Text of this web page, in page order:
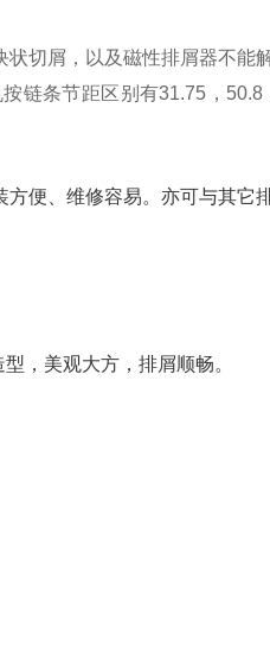
切屑，以及磁性排屑器不能
链条节距区别有31.75，50.8
便、维修容易。亦可与其它
，美观大方，排屑顺畅。